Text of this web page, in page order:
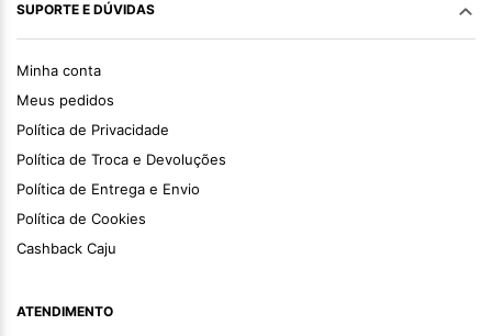
SUPORTE E DÚVIDAS
Minha conta
Meus pedidos
Política de Privacidade
Política de Troca e Devoluções
Política de Entrega e Envio
Política de Cookies
Cashback Caju
ATENDIMENTO